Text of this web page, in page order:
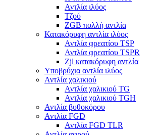
Αντλία ιλύος
Τζού
ZGB πολλή αντλία
Κατακόρυφη αντλία ιλύος
Αντλία φρεατίου TSP
Αντλία φρεατίου TSPR
Zjl κατακόρυφη αντλία
Υποβρύχια αντλία ιλύος
Αντλία χαλικιού
Αντλία χαλικιού TG
Αντλία χαλικιού TGH
Αντλία βυθοκόρου
Αντλία FGD
Αντλία FGD TLR